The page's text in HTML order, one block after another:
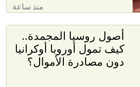
منذ ساعة
أصول روسيا المجمدة..
كيف تمول أوروبا أوكرانيا
دون مصادرة الأموال؟